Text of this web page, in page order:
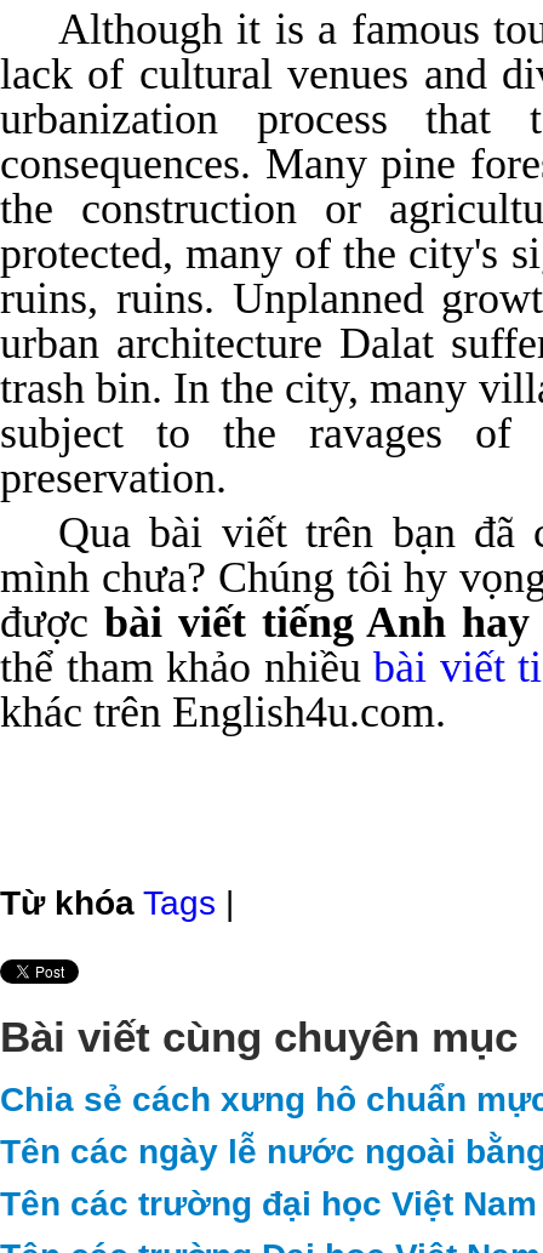
Although it is a famous
lack of cultural venues and
urbanization process that
consequences. Many pine
the construction or
protected, many of the city's
ruins, ruins. Unplanned
urban architecture Dalat
trash bin. In the city, many
subject to the ravages of
preservation.
Qua bài viết trên bạn
mình chưa? Chúng tôi hy
được bài viết tiếng Anh
thể tham khảo nhiều bài viết
khác trên English4u.com.
Từ khóa Tags |
Bài viết cùng chuyên mục
Chia sẻ cách xưng hô chuẩn
Tên các ngày lễ nước ngoài
Tên các trường đại học Việt